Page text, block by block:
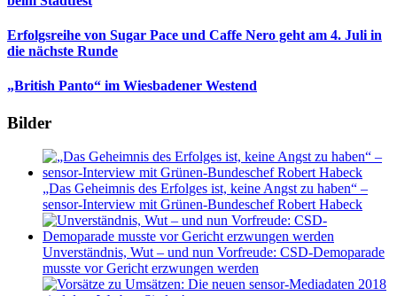
Erfolgsreihe von Sugar Pace und Caffe Nero geht am 4. Juli in
die nächste Runde
„British Panto“ im Wiesbadener Westend
Bilder
„Das Geheimnis des Erfolges ist, keine Angst zu haben“ –
sensor-Interview mit Grünen-Bundeschef Robert Habeck
Unverständnis, Wut – und nun Vorfreude: CSD-Demoparade
musste vor Gericht erzwungen werden